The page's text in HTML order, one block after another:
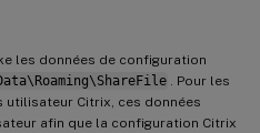
les données de configuration
. Pour les
Citrix, ces données
afin que la configuration Citrix